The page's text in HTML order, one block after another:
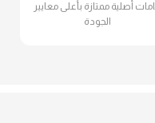
أصلية ممتازة بأعلى معايير
الجودة